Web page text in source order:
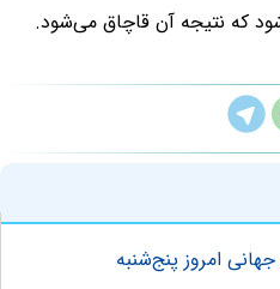
که نتیجه آن قاچاق می‌شود.
امروز پنج‌شنبه